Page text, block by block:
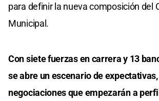
para definir la nueva composición del
Municipal.
Con siete fuerzas en carrera y 13
se abre un escenario de
negociaciones que empezarán a